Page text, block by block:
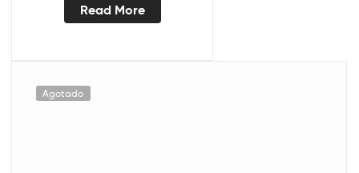
Read More
Agotado